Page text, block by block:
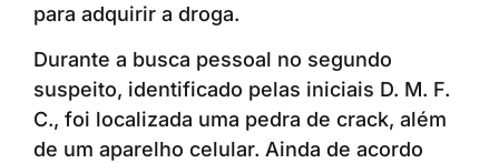
para adquirir a droga.
Durante a busca pessoal no segundo
suspeito, identificado pelas iniciais D. M. F.
C., foi localizada uma pedra de crack, além
de um aparelho celular. Ainda de acordo